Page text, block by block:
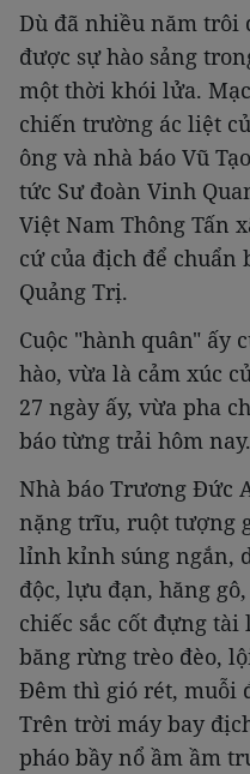
Dù đã nhiều năm trôi
được sự hào sảng
một thời khói lửa.
chiến trường ác liệt
ông và nhà báo Vũ
tức Sư đoàn Vinh
Việt Nam Thông Tấn
cứ của địch để
Quảng Trị.
Cuộc "hành quân" ấy
hào, vừa là cảm xúc
27 ngày ấy, vừa pha
báo từng trải hôm nay.
Nhà báo Trương Đức
nặng trĩu, ruột tượng
lỉnh kỉnh súng ngắn,
độc, lựu đạn, hăng
chiếc sắc cốt đựng
băng rừng trèo đèo,
Đêm thì gió rét, muỗi
Trên trời máy bay
pháo bầy nổ ầm ầm